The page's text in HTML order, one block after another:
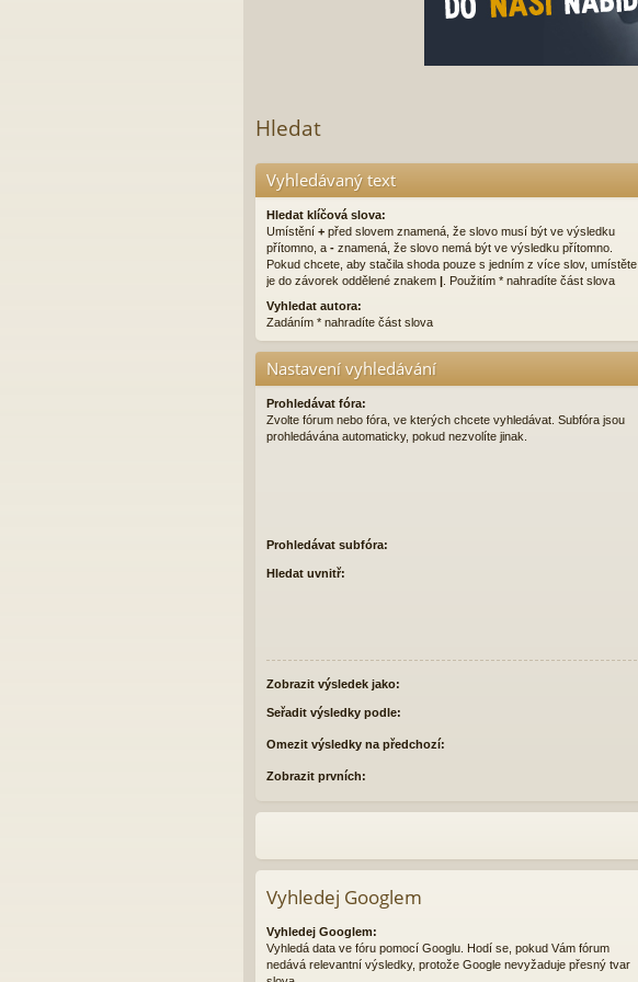
Hledat
Vyhledávaný text
Hledat klíčová slova:
Umístění + před slovem znamená, že slovo musí být ve výsledku
přítomno, a - znamená, že slovo nemá být ve výsledku přítomno.
Pokud chcete, aby stačila shoda pouze s jedním z více slov, umístěte
je do závorek oddělené znakem | . Použitím * nahradíte část slova
Vyhledat autora:
Zadáním * nahradíte část slova
Nastavení vyhledávání
Prohledávat fóra:
Zvolte fórum nebo fóra, ve kterých chcete vyhledávat. Subfóra jsou
prohledávána automaticky, pokud nezvolíte jinak.
Prohledávat subfóra:
Hledat uvnitř:
Zobrazit výsledek jako:
Seřadit výsledky podle:
Omezit výsledky na předchozí:
Zobrazit prvních:
Vyhledej Googlem
Vyhledej Googlem:
Vyhledá data ve fóru pomocí Googlu. Hodí se, pokud Vám fórum
nedává relevantní výsledky, protože Google nevyžaduje přesný tvar